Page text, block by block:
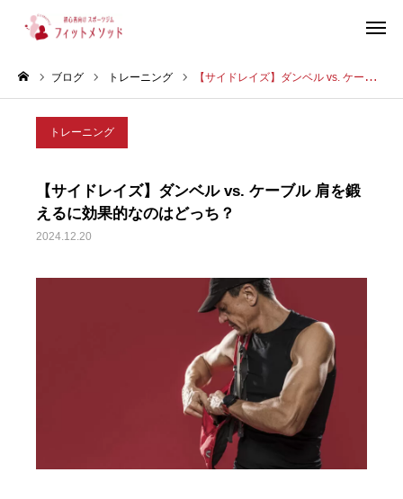
ブログ トレーニング 【サイドレイズ】ダンベル vs. ケーブル 肩を鍛えるに効果的なのはどっち？
トレーニング
【サイドレイズ】ダンベル vs. ケーブル 肩を鍛
えるに効果的なのはどっち？
2024.12.20
見学・体験はこちらから（WEB完結30秒）
プラン・料金